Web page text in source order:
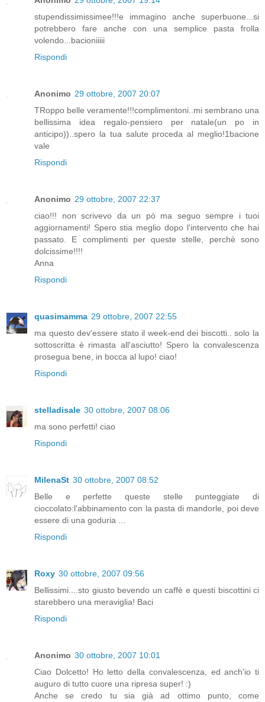
stupendissimissimee!!!e immagino anche superbuone...si
potrebbero fare anche con una semplice pasta frolla
volendo...bacioniiiii
Rispondi
Anonimo 29 ottobre, 2007 20:07
TRoppo belle veramente!!!complimentoni..mi sembrano una
bellissima idea regalo-pensiero per natale(un po in
anticipo))..spero la tua salute proceda al meglio!1bacione
vale
Rispondi
Anonimo 29 ottobre, 2007 22:37
ciao!!! non scrivevo da un pò ma seguo sempre i tuoi
aggiornamenti! Spero stia meglio dopo l'intervento che hai
passato. E complimenti per queste stelle, perchè sono
dolcissime!!!!
Anna
Rispondi
quasimamma 29 ottobre, 2007 22:55
ma questo dev'essere stato il week-end dei biscotti.. solo la
sottoscritta è rimasta all'asciutto! Spero la convalescenza
prosegua bene, in bocca al lupo! ciao!
Rispondi
stelladisale 30 ottobre, 2007 08:06
ma sono perfetti! ciao
Rispondi
MilenaSt 30 ottobre, 2007 08:52
Belle e perfette queste stelle punteggiate di
cioccolato:l'abbinamento con la pasta di mandorle, poi deve
essere di una goduria ...
Rispondi
Roxy 30 ottobre, 2007 09:56
Bellissimi....sto giusto bevendo un caffè e questi biscottini ci
starebbero una meraviglia! Baci
Rispondi
Anonimo 30 ottobre, 2007 10:01
Ciao Dolcetto! Ho letto della convalescenza, ed anch'io ti
auguro di tutto cuore una ripresa super! :)
Anche se credo tu sia già ad ottimo punto, come